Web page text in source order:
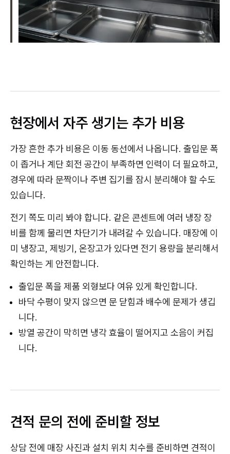
현장에서 자주 생기는 추가 비용
가장 흔한 추가 비용은 이동 동선에서 나옵니다. 출입문 폭
이 좁거나 계단 회전 공간이 부족하면 인력이 더 필요하고,
경우에 따라 문짝이나 주변 집기를 잠시 분리해야 할 수도
있습니다.
전기 쪽도 미리 봐야 합니다. 같은 콘센트에 여러 냉장 장
비를 함께 물리면 차단기가 내려갈 수 있습니다. 매장에 이
미 냉장고, 제빙기, 온장고가 있다면 전기 용량을 분리해서
확인하는 게 안전합니다.
출입문 폭을 제품 외형보다 여유 있게 확인합니다.
바닥 수평이 맞지 않으면 문 닫힘과 배수에 문제가 생깁
니다.
방열 공간이 막히면 냉각 효율이 떨어지고 소음이 커집
니다.
견적 문의 전에 준비할 정보
상담 전에 매장 사진과 설치 위치 치수를 준비하면 견적이